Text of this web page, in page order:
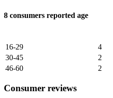
8 consumers reported age
16-29
4
30-45
2
46-60
2
Consumer reviews